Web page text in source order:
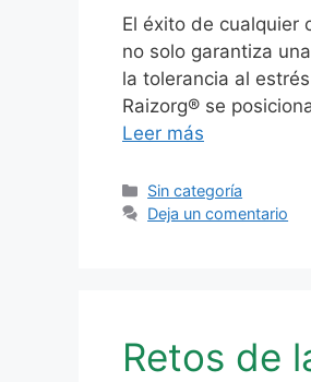
El éxito de cualquier
no solo garantiza
la tolerancia al
Raizorg® se
Leer más
Categorías
Sin categoría
Deja un comentario
Retos de